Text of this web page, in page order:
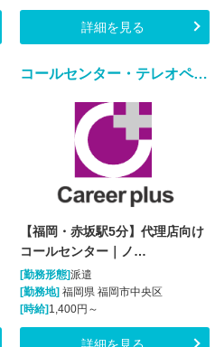
詳細を見る
コールセンター・テレオペ（受信）(代理店からの各種問合せ電話対応業務)
【福岡・赤坂駅5分】代理店向け
コールセンター｜ノ…
[勤務形態]派遣
[勤務地] 福岡県 福岡市中央区
[時給] 1,400円～